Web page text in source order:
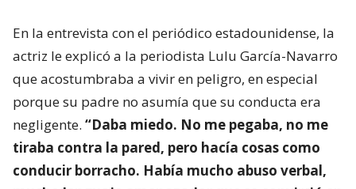
En la entrevista con el periódico estadounidense, la
actriz le explicó a la periodista Lulu García-Navarro
que acostumbraba a vivir en peligro, en especial
porque su padre no asumía que su conducta era
negligente. “Daba miedo. No me pegaba, no me
tiraba contra la pared, pero hacía cosas como
conducir borracho. Había mucho abuso verbal,